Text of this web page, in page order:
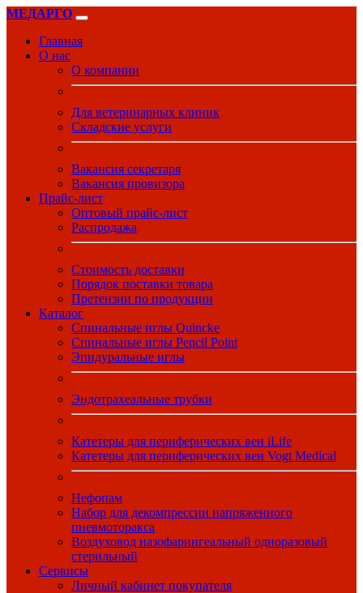
МЕДАРГО
Главная
О нас
О компании
Для ветеринарных клиник
Складские услуги
Вакансия секретаря
Вакансия провизора
Прайс-лист
Оптовый прайс-лист
Распродажа
Стоимость доставки
Порядок поставки товара
Претензии по продукции
Каталог
Спинальные иглы Quincke
Спинальные иглы Pencil Point
Эпидуральные иглы
Эндотрахеальные трубки
Катетеры для периферических вен iLife
Катетеры для периферических вен Vogt Medical
Нефопам
Набор для декомпрессии напряженного
пневмоторакса
Воздуховод назофарингеальный одноразовый
стерильный
Сервисы
Личный кабинет покупателя